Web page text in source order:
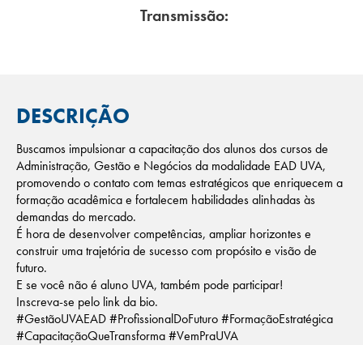
ÁREA DO ALUNO
Transmissão:
DESCRIÇÃO
Buscamos impulsionar a capacitação dos alunos dos cursos de
Administração, Gestão e Negócios da modalidade EAD UVA,
promovendo o contato com temas estratégicos que enriquecem a
formação acadêmica e fortalecem habilidades alinhadas às
demandas do mercado.
É hora de desenvolver competências, ampliar horizontes e
construir uma trajetória de sucesso com propósito e visão de
futuro.
E se você não é aluno UVA, também pode participar!
Inscreva-se pelo link da bio.
#GestãoUVAEAD #ProfissionalDoFuturo #FormaçãoEstratégica
#CapacitaçãoQueTransforma #VemPraUVA